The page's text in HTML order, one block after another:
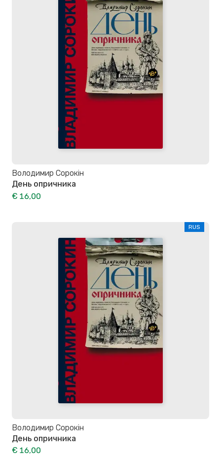
Володимир Сорокін
День опричника
€ 16,00
RUS
Володимир Сорокін
День опричника
€ 16,00